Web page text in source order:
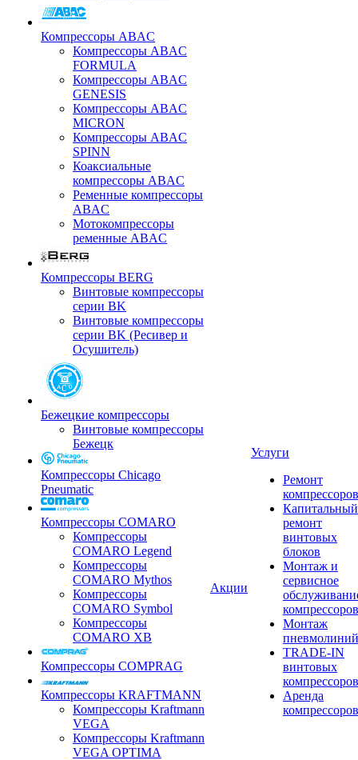
Компрессоры ABAC
Компрессоры ABAC
FORMULA
Компрессоры ABAC
GENESIS
Компрессоры ABAC
MICRON
Компрессоры ABAC
SPINN
Коаксиальные
компрессоры ABAC
Ременные компрессоры
ABAC
Мотокомпрессоры
ременные ABAC
Компрессоры BERG
Винтовые компрессоры
серии BK
Винтовые компрессоры
серии BK (Ресивер и
Осушитель)
Бежецкие компрессоры
Винтовые компрессоры
Бежецк
Компрессоры Chicago
Pneumatic
Компрессоры COMARO
Компрессоры
COMARO Legend
Компрессоры
COMARO Mythos
Компрессоры
COMARO Symbol
Компрессоры
COMARO XB
Компрессоры COMPRAG
Компрессоры KRAFTMANN
Компрессоры Kraftmann
VEGA
Компрессоры Kraftmann
VEGA OPTIMA
Акции
Услуги
Ремонт
компрессоров
Капитальный
ремонт
винтовых
блоков
Монтаж и
сервисное
компрессоров
Монтаж
пневмолиний
TRADE-IN
винтовых
компрессоров
Аренда
компрессоров